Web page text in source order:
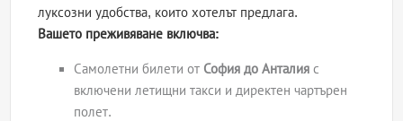
луксозни удобства, които хотелът предлага.
Вашето преживяване включва:
Самолетни билети от София до Анталия с
включени летищни такси и директен чартърен
полет.